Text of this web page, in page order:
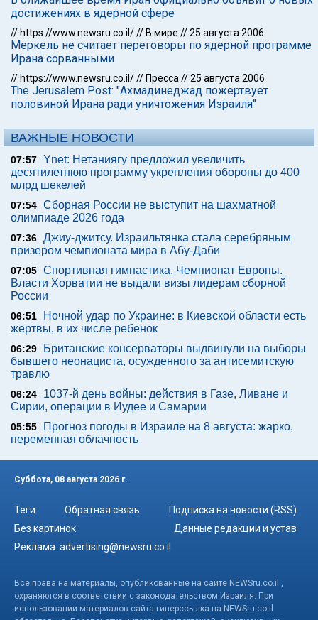
достижениях в ядерной сфере
// https://www.newsru.co.il/// В мире //25 августа 2006
Меркель не считает переговоры по ядерной программе
Ирана сорванными
// https://www.newsru.co.il/// Пресса //25 августа 2006
The Jerusalem Post: "Ахмадинеджад пожертвует
половиной Ирана ради уничтожения Израиля"
ВАЖНЫЕ НОВОСТИ
07:57 Ynet: Нетаниягу предложил увеличить
десятилетнюю программу укрепления обороны до 400
млрд шекелей
07:54 Сборная России не выступит на шахматной
олимпиаде 2026 года
07:36 Джиу-джитсу. Израильтянка стала серебряным
призером чемпионата мира в Абу-Даби
07:05 Спортивная гимнастика. Чемпионат Европы.
Власти Хорватии не выдали визы лидерам сборной
России
06:51
Ночной удар по Украине: в Киевской области есть
жертвы, в их числе ребенок
06:29
Британские консерваторы выдвинули на выборы
бывшего неонациста, осужденного за антисемитскую
травлю
06:24
1037-й день войны: действия в Газе, Ливане и
Сирии, операции в Иудее и Самарии
05:55
Прогноз погоды в Израиле на 8 августа: жарко,
переменная облачность
Суббота, 08 августа 2026 г.
Теги Обратная связь
Подписка на новости (RSS)
Без картинок
Данные редакции и устав
Реклама: advertising@newsru.co.il
Все права на материалы, опубликованные на сайте NEWSru.co.il ,
охраняются в соответствии с законодательством Израиля. При
использовании материалов сайта гиперссылка на NEWSru.co.il